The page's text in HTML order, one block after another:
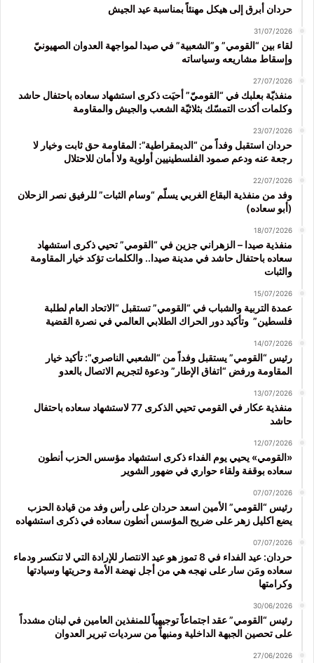
حردان أبرق إلى هيكل مهنئاً بمناسبة عيد الجيش
31/07/2026
لقاء بين “القومي” و”الشعبية” في صيدا لمواجهة العدوان الصهيونيّ
وإسقاط مشاريعه وسياساته
27/07/2026
منفذيّة بعلبك في “القوميّ” أحيَت ذكرى استشهاد سعاده باحتفال حاشد
وكلمات أكدت التمسّك بثلاثيّة الشعب والجيش والمقاومة
23/07/2026
حردان استقبل وفداً من “الديمقراطية”: المقاومة حق ثابت وخيار لا
رجعة عنه ودعم صمود الفلسطينيين أولوية ولا أمان للاحتلال
22/07/2026
وفد من منفذية البقاع الغربي يسلّم “وسام الثبات” للرفيق نصر الزحلان
(أبو سعاده)
18/07/2026
منفذية صيدا – الزهراني جزين في “القومي” تحيي ذكرى استشهاد
سعاده باحتفال حاشد في مدينة صيدا.. والكلمات تؤكد خيار المقاومة
والثبات
15/07/2026
عمدة التربية والشباب في “القومي” تستقبل “الاتحاد العام لطلبة
فلسطين” وتأكيد دور الحراك الطلابي العالمي في نصرة القضية
14/07/2026
رئيس “القومي” يستقبل وفداً من “الشعبي الناصري”: تأكيد خيار
المقاومة ورفض “اتفاق الإطار” ودعوة لتجريم الاتصال بالعدو
13/07/2026
منفذية عكار في القومي تحيي الذكرى 77 لاستشهاد سعاده باحتفال
حاشد
12/07/2026
«القومي» يحيي يوم الفداء ذكرى استشهاد مؤسس الحزب أنطون
سعاده بوقفة ولقاء حواري في ضهور الشوير
07/07/2026
رئيس “القومي” الأمين اسعد حردان على رأس وفد من قيادة الحزب
يضع اكليل زهر على ضريح المؤسس أنطون سعاده في ذكرى استشهاده
07/07/2026
حردان: عيد الفداء في 8 تموز هو عيد الانتصار للإرادة التي لا تنكسر ودماء
سعاده ومَن سار على نهجه هي من أجل نهضة الأمة وحريتها وسيادتها
وكرامتها
30/06/2026
رئيس “القومي” عقد اجتماعاً توجيهياً للمنفذين العامين في لبنان مشدداً
على تحصين الجبهة الداخلية ومنبهاً من سرديات تبرير العدوان
27/06/2026